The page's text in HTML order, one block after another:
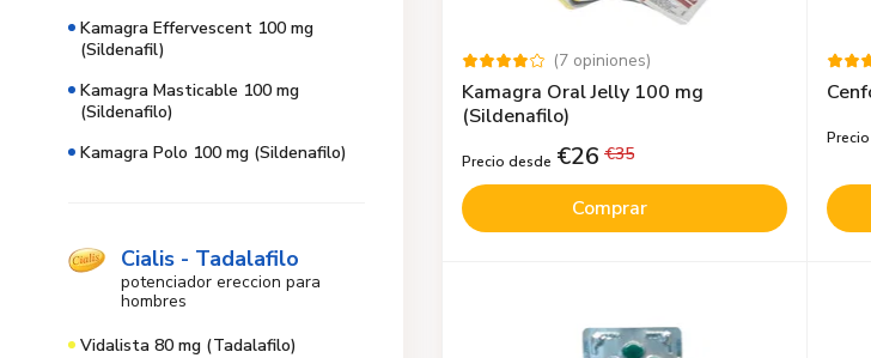
Kamagra Effervescent 100 mg
(Sildenafil)
Kamagra Masticable 100 mg
(Sildenafilo)
Kamagra Polo 100 mg (Sildenafilo)
Cialis - Tadalafilo
potenciador ereccion para
hombres
Vidalista 80 mg (Tadalafilo)
(7 opiniones)
Kamagra Oral Jelly 100 mg
(Sildenafilo)
Precio desde €26 €35
Comprar